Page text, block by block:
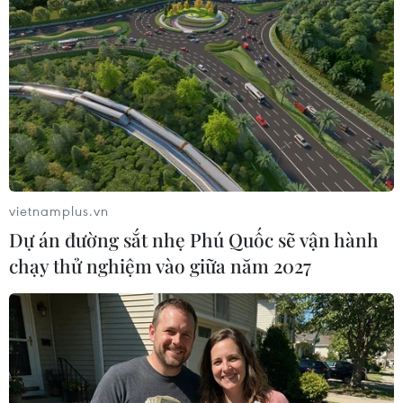
09/01/2020 02:33
Điều mà giới quan sát khu vực quan tâm vào lúc này là
những kịch bản tiếp theo có thể xảy ra trong cuộc đối
đầu dai dẳng Tehran-Washington trong thời gian tới.
vietnamplus.vn
Dự án đường sắt nhẹ Phú Quốc sẽ vận hành
chạy thử nghiệm vào giữa năm 2027